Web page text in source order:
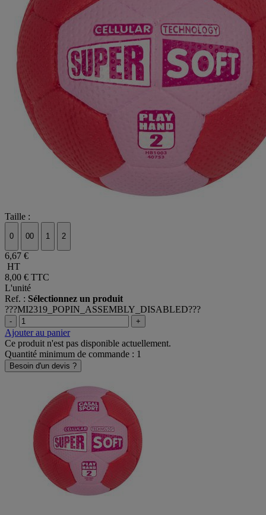
Taille :
0 00 1 2
6,67 €
HT
8,00 € TTC
L'unité
Ref. : Sélectionnez un produit
???MI2319_POPIN_ASSEMBLY_DISABLED???
- +
Ajouter au panier
Ce produit n'est pas disponible actuellement.
Quantité minimum de commande : 1
Besoin d'un devis ?